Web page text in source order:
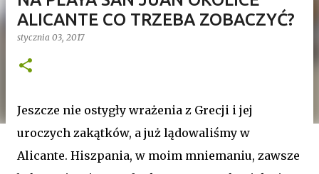
ALICANTE CO TRZEBA ZOBACZYĆ?
stycznia 03, 2017
Jeszcze nie ostygły wrażenia z Grecji i jej
uroczych zakątków, a już lądowaliśmy w
Alicante. Hiszpania, w moim mniemaniu, zawsze